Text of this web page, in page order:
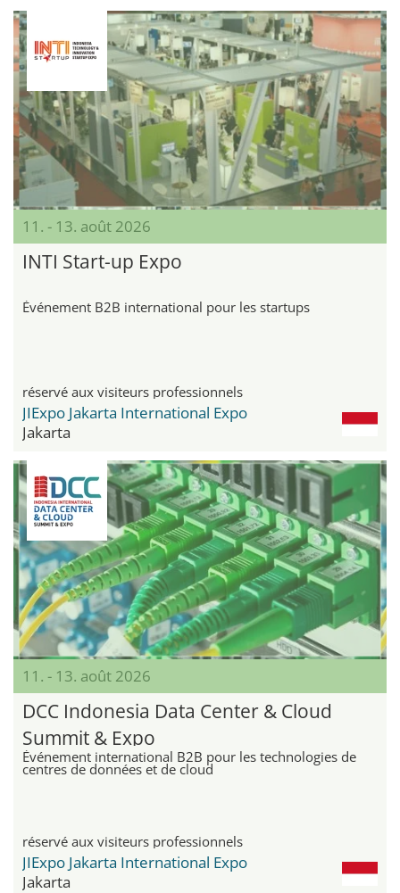
11. - 13. août 2026
INTI Start-up Expo
Événement B2B international pour les startups
réservé aux visiteurs professionnels
JIExpo Jakarta International Expo
Jakarta
11. - 13. août 2026
DCC Indonesia Data Center & Cloud
Summit & Expo
Événement international B2B pour les technologies de
centres de données et de cloud
réservé aux visiteurs professionnels
JIExpo Jakarta International Expo
Jakarta